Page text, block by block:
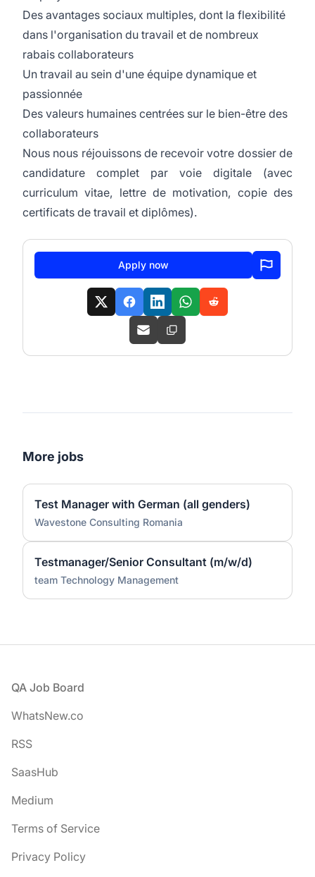
Des avantages sociaux multiples, dont la flexibilité
dans l'organisation du travail et de nombreux
rabais collaborateurs
Un travail au sein d'une équipe dynamique et
passionnée
Des valeurs humaines centrées sur le bien-être des
collaborateurs
Nous nous réjouissons de recevoir votre dossier de
candidature complet par voie digitale (avec
curriculum vitae, lettre de motivation, copie des
certificats de travail et diplômes).
Apply now
More jobs
Test Manager with German (all genders)
Wavestone Consulting Romania
Testmanager/Senior Consultant (m/w/d)
team Technology Management
Footer
QA Job Board
WhatsNew.co
RSS
SaasHub
Medium
Terms of Service
Privacy Policy